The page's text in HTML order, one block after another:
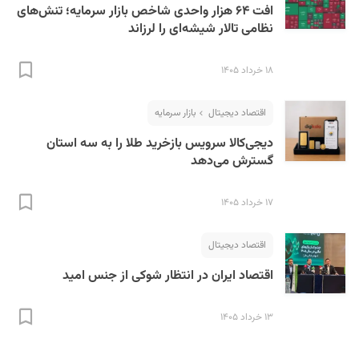
افت ۶۴ هزار واحدی شاخص بازار سرمایه؛ تنش‌های
نظامی تالار شیشه‌ای را لرزاند
۱۸ خرداد ۱۴۰۵
اقتصاد دیجیتال بازار سرمایه
دیجی‌کالا سرویس بازخرید طلا را به سه استان
گسترش می‌دهد
۱۷ خرداد ۱۴۰۵
اقتصاد دیجیتال
اقتصاد ایران در انتظار شوکی از جنس امید
۱۳ خرداد ۱۴۰۵